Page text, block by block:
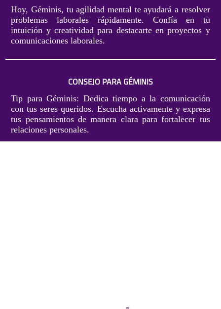
Hoy, Géminis, tu agilidad mental te ayudará a resolver
problemas laborales rápidamente. Confía en tu
intuición y creatividad para destacarte en proyectos y
comunicaciones laborales.
CONSEJO PARA GÉMINIS
Tip para Géminis: Dedica tiempo a la comunicación
con tus seres queridos. Escucha activamente y expresa
tus pensamientos de manera clara para fortalecer tus
relaciones personales.